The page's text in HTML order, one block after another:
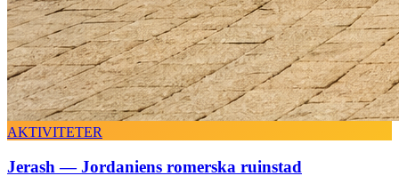
AKTIVITETER
Jerash — Jordaniens romerska ruinstad